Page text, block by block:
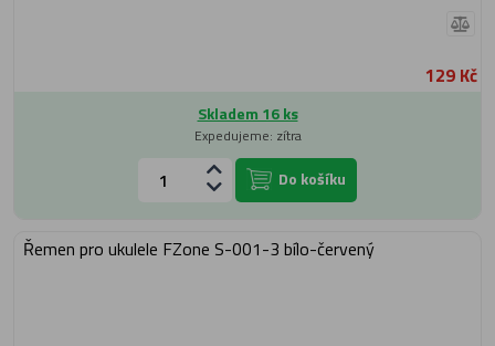
129 Kč
Skladem 16 ks
Expedujeme: zítra
Do košíku
Řemen pro ukulele FZone S-001-3 bílo-červený